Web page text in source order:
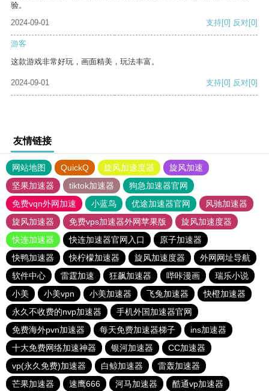
验。
2024-09-01
支持[0] 反对[0]
游客
这款游戏非常好玩，画面精美，玩法丰富。
2024-09-01 支持[0] 反对[0]
友情链接
网站地图 QuickQ 旋风加速度器
旋风加速
坚果加速器
tiktok加速器
狗急加速器官网
免费vqn外网加速
小蓝鸟 优途加速器官网
风驰加速器
旋风加速器
免费vps加速器外网苹果版
旋风加速度器
快连加速器
快连加速器官网入口
原子加速器
快鸭加速器
快柠檬加速器 旋风加速度器
外网网址导航
软件中心
雷霆加速 狂飙加速器 哔咔漫画
瑞乐小说
小美
小美vpn 小美加速器 飞兔加速器
快橙加速器
永久不收费的nvp加速器
手机外国加速器官网
免费海外pvn加速器
每天免费加速器梯子
ins加速器
十大免费网络加速神器
银河加速器
CC加速器
vp(永久免费)加速器
白鲸加速器
雷轰加速器
芒果加速器
速鹰666 河马加速器 酷通vp加速器